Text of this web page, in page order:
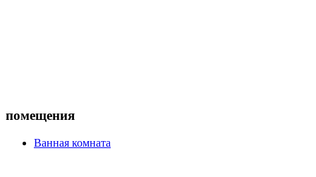
помещения
Ванная комната